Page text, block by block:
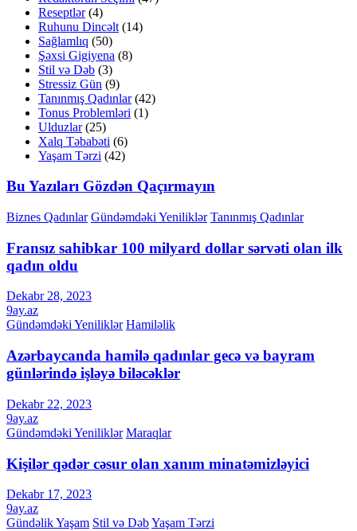
Reseptlər(4)
Ruhunu Dincəlt (14)
Sağlamlıq (50)
Şəxsi Gigiyena (8)
Stil və Dəb (3)
Stressiz Gün (9)
Tanınmış Qadınlar(42)
Tonus Problemləri (1)
Ulduzlar(25)
Xalq Təbabəti (6)
Yaşam Tərzi (42)
Bu Yazıları Gözdən Qaçırmayın
Biznes Qadınlar Gündəmdəki Yeniliklər Tanınmış Qadınlar
Fransız sahibkar 100 milyard dollar sərvəti olan ilk
qadın oldu
Dekabr 28, 2023
9ay.az
Gündəmdəki Yeniliklər Hamiləlik
Azərbaycanda hamilə qadınlar gecə və bayram
günlərində işləyə biləcəklər
Dekabr 22, 2023
9ay.az
Gündəmdəki Yeniliklər Maraqlar
Kişilər qədər cəsur olan xanım minatəmizləyici
Dekabr 17, 2023
9ay.az
Gündəlik Yaşam Stil və DəbYaşam Tərzi